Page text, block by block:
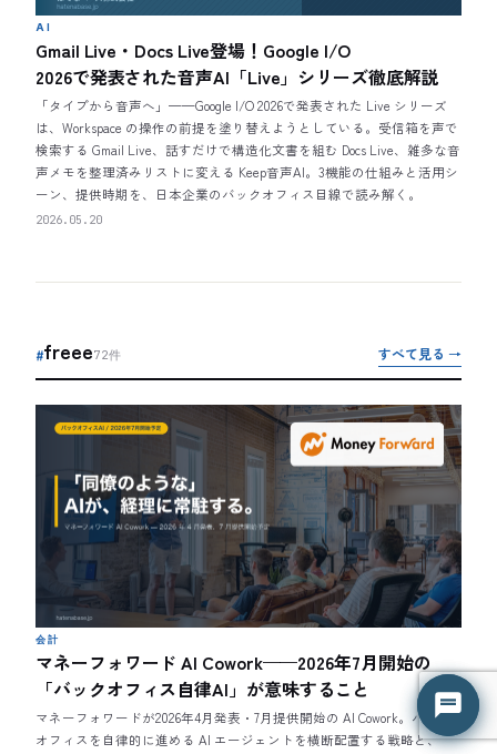
AI
Gmail Live・Docs Live登場！Google I/O
2026で発表された音声AI「Live」シリーズ徹底解説
「タイプから音声へ」——Google I/O 2026で発表された Live シリーズ
は、Workspace の操作の前提を塗り替えようとしている。受信箱を声で
検索する Gmail Live、話すだけで構造化文書を組む Docs Live、雑多な音
声メモを整理済みリストに変える Keep音声AI。3機能の仕組みと活用シ
ーン、提供時期を、日本企業のバックオフィス目線で読み解く。
2026.05.20
#freee72件 すべて見る →
会計
マネーフォワード AI Cowork——2026年7月開始の
「バックオフィス自律AI」が意味すること
マネーフォワードが2026年4月発表・7月提供開始の AI Cowork。バック
オフィスを自律的に進める AI エージェントを横断配置する戦略と、
はてな君
はてな君